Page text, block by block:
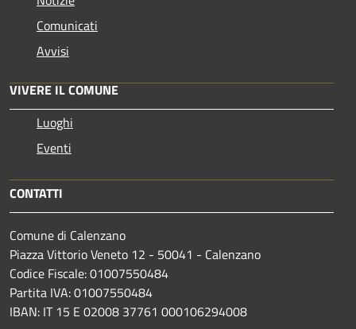
Comunicati
Avvisi
VIVERE IL COMUNE
Luoghi
Eventi
CONTATTI
Comune di Calenzano
Piazza Vittorio Veneto 12 - 50041 - Calenzano
Codice Fiscale: 01007550484
Partita IVA: 01007550484
IBAN: IT 15 E 02008 37761 000106294008